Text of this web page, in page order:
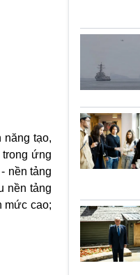
tạo,
ứng
nền tảng
nền tảng
mức cao;